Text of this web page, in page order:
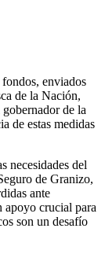
enviados
de la Nación,
de la
de estas medidas
necesidades del
de Granizo,
ante
apoyo crucial para
son un desafío